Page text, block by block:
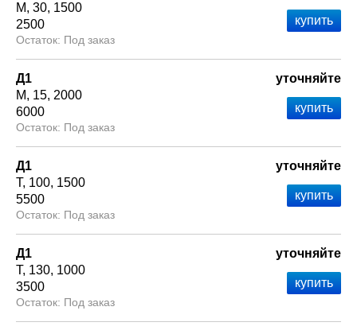
М 30 1500
2500
Под заказ
Д1
М
15 2000
6000
Под заказ
уточняйте
Д1
Т 100 1500
5500
Под заказ
уточняйте
Д1
Т 130 1000
3500
Под заказ
уточняйте